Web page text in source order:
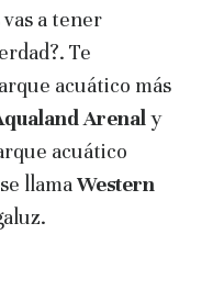
a tener
Te
acuático más
Arenal y
acuático
llama Western